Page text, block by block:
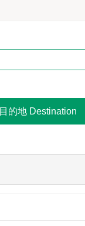
目的地 Destination